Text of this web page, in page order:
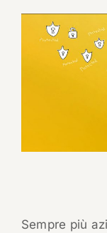
Sempre più